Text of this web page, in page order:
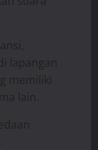
lapangan
memiliki
lain.